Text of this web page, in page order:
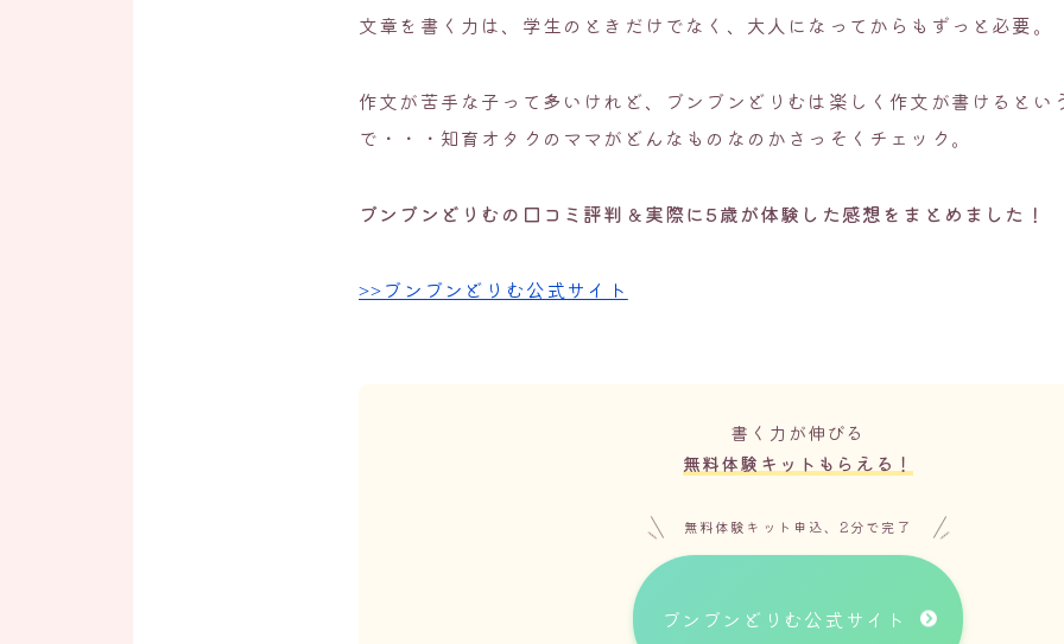
文章を書く力は、学生のときだけでなく、大人になってからもずっと必要。
作文が苦手な子って多いけれど、ブンブンどりむは楽しく作文が書けるとい
で・・・知育オタクのママがどんなものなのかさっそくチェック。
ブンブンどりむの口コミ評判＆実際に5歳が体験した感想をまとめました！
>>ブンブンどりむ公式サイト
書く力が伸びる
無料体験キットもらえる！
無料体験キット申込、2分で完了
ブンブンどりむ公式サイト